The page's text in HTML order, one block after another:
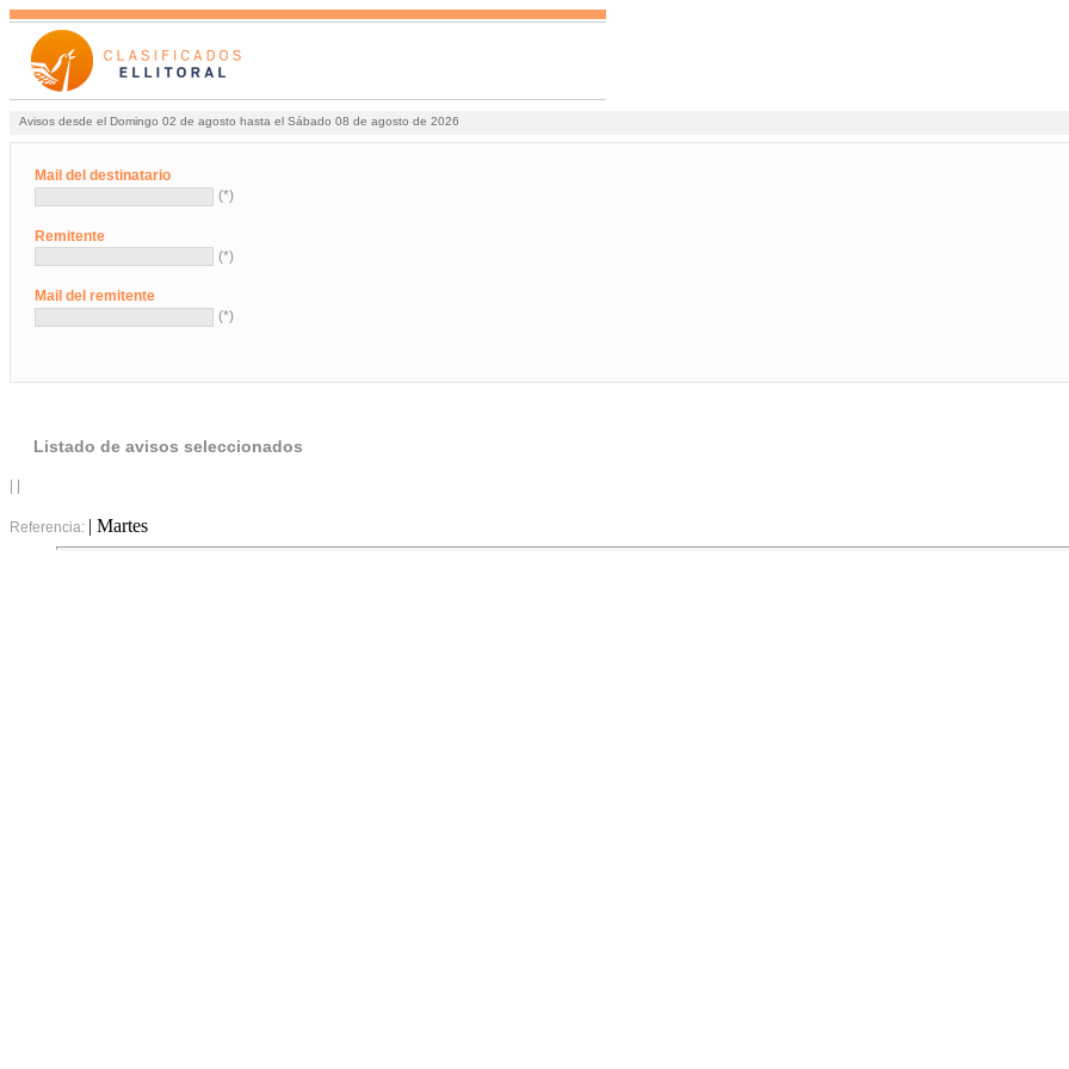
Avisos desde el Domingo 02 de agosto hasta el Sábado 08 de agosto de 2026
Mail del destinatario
(*)
Remitente
(*)
Mail del remitente
(*)
Listado de avisos seleccionados
Referencia: | Martes